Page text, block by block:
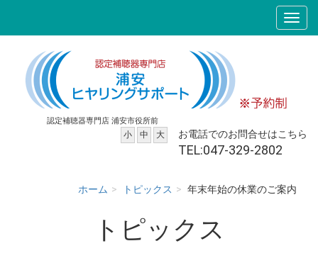
認定補聴器専門店 浦安市役所前
お電話でのお問合せはこちら
TEL:047-329-2802
小 中 大
ホーム トピックス 年末年始の休業のご案内
トピックス